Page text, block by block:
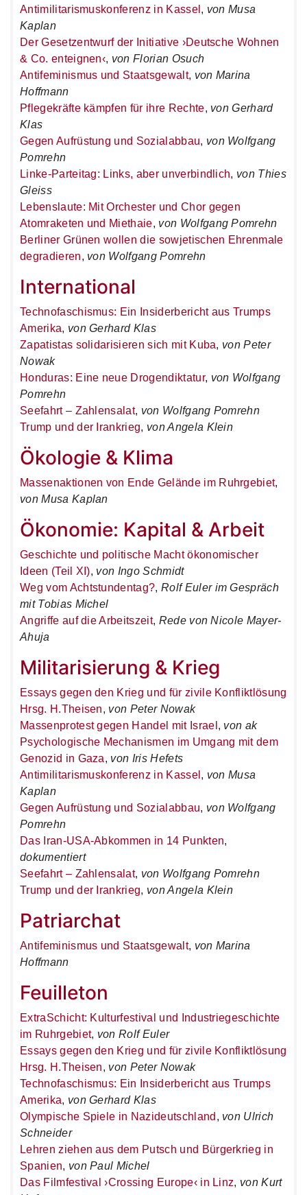
Antimilitarismuskonferenz in Kassel , von Musa
Kaplan
Der Gesetzentwurf der Initiative ›Deutsche Wohnen
& Co. enteignen‹, von Florian Osuch
Antifeminismus und Staatsgewalt, von Marina
Hoffmann
Pflegekräfte kämpfen für ihre Rechte, von Gerhard
Klas
Gegen Aufrüstung und Sozialabbau, von Wolfgang
Pomrehn
Linke-Parteitag: Links, aber unverbindlich, von Thies
Gleiss
Lebenslaute: Mit Orchester und Chor gegen
Atomraketen und Miethaie, von Wolfgang Pomrehn
Berliner Grünen wollen die sowjetischen Ehrenmale
degradieren, von Wolfgang Pomrehn
International
Technofaschismus: Ein Insiderbericht aus Trumps
Amerika, von Gerhard Klas
Zapatistas solidarisieren sich mit Kuba, von Peter
Nowak
Honduras: Eine neue Drogendiktatur, von Wolfgang
Pomrehn
Seefahrt – Zahlensalat, von Wolfgang Pomrehn
Trump und der Irankrieg, von Angela Klein
Ökologie & Klima
Massenaktionen von Ende Gelände im Ruhrgebiet,
von Musa Kaplan
Ökonomie: Kapital & Arbeit
Geschichte und politische Macht ökonomischer
Ideen (Teil XI), von Ingo Schmidt
Weg vom Achtstundentag?,Rolf Euler im Gespräch
mit Tobias Michel
Angriffe auf die Arbeitszeit, Rede von Nicole Mayer-
Ahuja
Militarisierung & Krieg
Essays gegen den Krieg und für zivile Konfliktlösung
Hrsg. H.Theisen, von Peter Nowak
Massenprotest gegen Handel mit Israel , von ak
Psychologische Mechanismen im Umgang mit dem
Genozid in Gaza, von Iris Hefets
Antimilitarismuskonferenz in Kassel , von Musa
Kaplan
Gegen Aufrüstung und Sozialabbau, von Wolfgang
Pomrehn
Das Iran-USA-Abkommen in 14 Punkten,
dokumentiert
Seefahrt – Zahlensalat, von Wolfgang Pomrehn
Trump und der Irankrieg, von Angela Klein
Patriarchat
Antifeminismus und Staatsgewalt, von Marina
Hoffmann
Feuilleton
ExtraSchicht: Kulturfestival und Industriegeschichte
im Ruhrgebiet, von Rolf Euler
Essays gegen den Krieg und für zivile Konfliktlösung
Hrsg. H.Theisen, von Peter Nowak
Technofaschismus: Ein Insiderbericht aus Trumps
Amerika, von Gerhard Klas
Olympische Spiele in Nazideutschland , von Ulrich
Schneider
Lehren ziehen aus dem Putsch und Bürgerkrieg in
Spanien, von Paul Michel
Das Filmfestival ›Crossing Europe‹ in Linz, von Kurt